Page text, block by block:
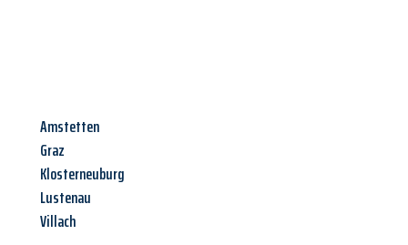
Amstetten
Graz
Klosterneuburg
Lustenau
Villach